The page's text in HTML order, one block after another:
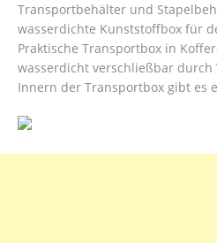
Transportbehälter und
wasserdichte Kunststoffbox für
Praktische Transportbox in
wasserdicht verschließbar durch
Innern der Transportbox gibt es